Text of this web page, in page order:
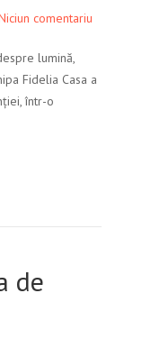
comentariu
lumină,
Fidelia Casa a
într-o
de